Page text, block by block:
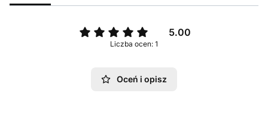
5.00
Liczba ocen: 1
Oceń i opisz